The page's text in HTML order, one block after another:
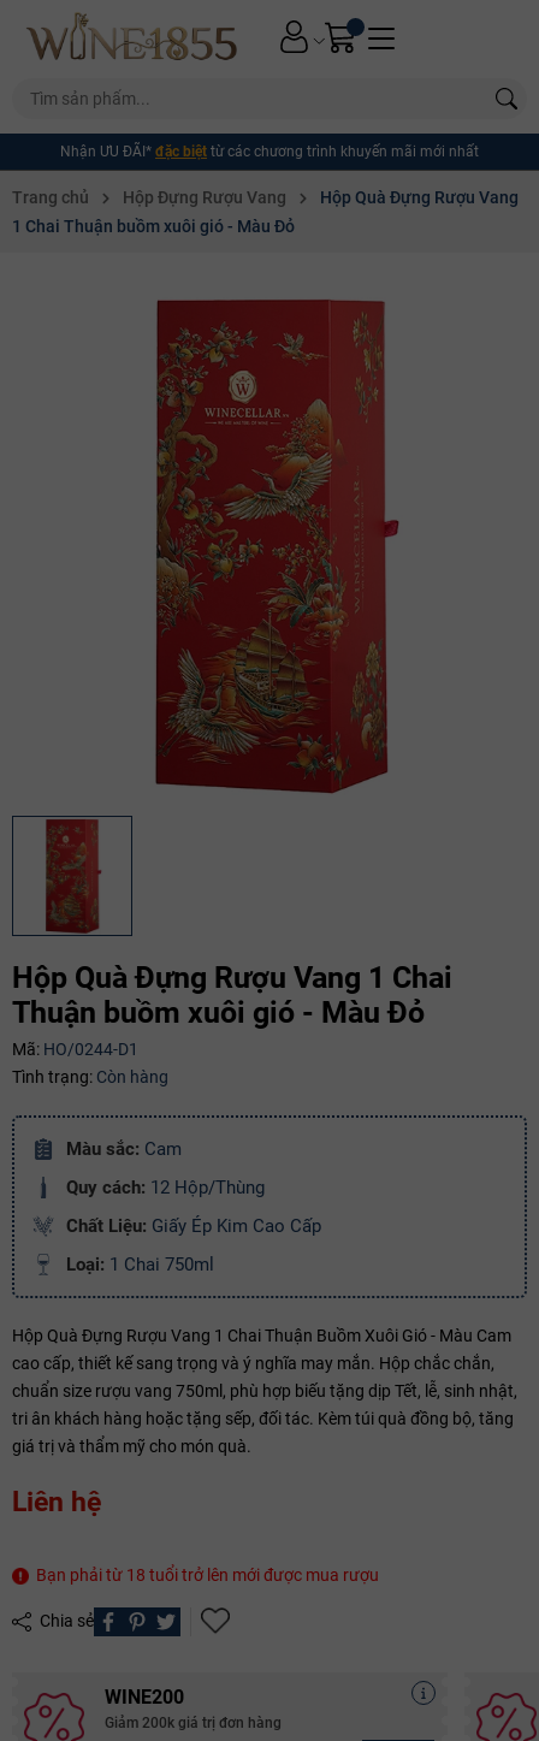
Nhận ƯU ĐÃI* đặc biệt từ các chương trình khuyến mãi mới nhất
Trang chủ Hộp Đựng Rượu Vang
Hộp Quà Đựng Rượu Vang
1 Chai Thuận buồm xuôi gió - Màu Đỏ
Hộp Quà Đựng Rượu Vang 1 Chai
Thuận buồm xuôi gió - Màu Đỏ
Mã: HO/0244-D1
Tình trạng: Còn hàng
Màu sắc: Cam
Quy cách: 12 Hộp/Thùng
Chất Liệu: Giấy Ép Kim Cao Cấp
Loại: 1 Chai 750ml
Hộp Quà Đựng Rượu Vang 1 Chai Thuận Buồm Xuôi Gió - Màu Cam
cao cấp, thiết kế sang trọng và ý nghĩa may mắn. Hộp chắc chắn,
chuẩn size rượu vang 750ml, phù hợp biếu tặng dịp Tết, lễ, sinh nhật,
tri ân khách hàng hoặc tặng sếp, đối tác. Kèm túi quà đồng bộ, tăng
giá trị và thẩm mỹ cho món quà.
Liên hệ
Bạn phải từ 18 tuổi trở lên mới được mua rượu
Chia sẻ
WINE200
Giảm 200k giá trị đơn hàng
Mã giảm giá:
Ngày hết hạn:
Điều kiện: